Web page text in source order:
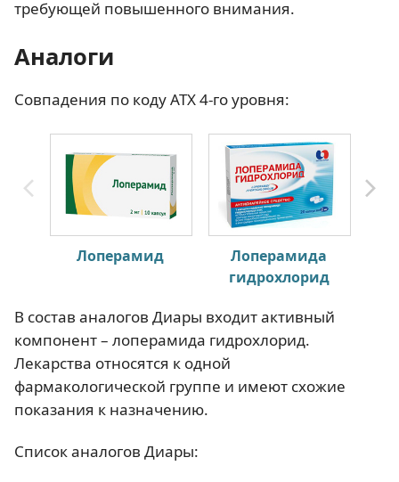
требующей повышенного внимания.
Аналоги
Совпадения по коду АТХ 4-го уровня:
Лоперамид
Лоперамида
гидрохлорид
В состав аналогов Диары входит активный
компонент – лоперамида гидрохлорид.
Лекарства относятся к одной
фармакологической группе и имеют схожие
показания к назначению.
Список аналогов Диары: